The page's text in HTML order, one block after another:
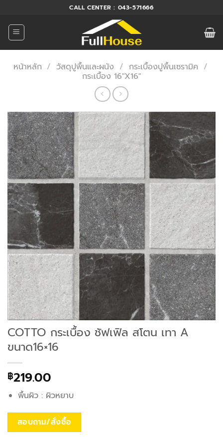
ยัง
เนื้อหา
CALL CENTER : 043-571666
หน้าหลัก / วัสดุปูพื้นและผนัง / กระเบื้องปูพื้นเซรามิค /
กระเบื้อง 16"X16"
COTTO กระเบื้อง ชัฟเฟิล สโตน เทา A
ขนาด16×16
฿219.00
พื้นผิว : ผิวหยาบ
สอบถาม/สั่งซื้อ